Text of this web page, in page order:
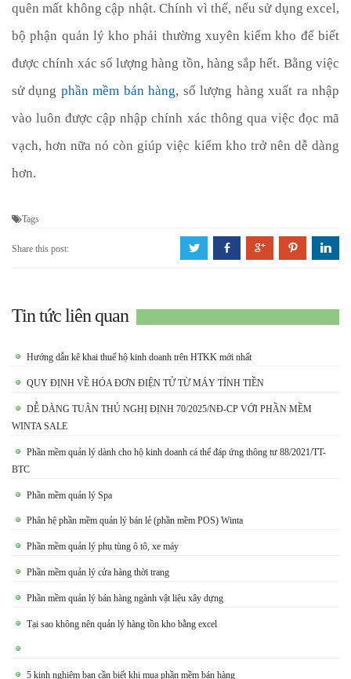
quên mất không cập nhật. Chính vì thế, nếu sử dụng excel,
bộ phận quản lý kho phải thường xuyên kiểm kho để biết
được chính xác số lượng hàng tồn, hàng sắp hết. Bằng việc
sử dụng phần mềm bán hàng, số lượng hàng xuất ra nhập
vào luôn được cập nhập chính xác thông qua việc đọc mã
vạch, hơn nữa nó còn giúp việc kiểm kho trở nên dễ dàng
hơn.
Tags
Share this post: a b c d j
Tin tức liên quan
Hướng dẫn kê khai thuế hộ kinh doanh trên HTKK mới nhất
QUY ĐỊNH VỀ HÓA ĐƠN ĐIỆN TỬ TỪ MÁY TÍNH TIỀN
DỄ DÀNG TUÂN THỦ NGHỊ ĐỊNH 70/2025/NĐ-CP VỚI PHẦN MỀM
WINTA SALE
Phần mềm quản lý dành cho hộ kinh doanh cá thể đáp ứng thông tư 88/2021/TT-
BTC
Phần mềm quản lý Spa
Phân hệ phần mềm quản lý bán lẻ (phần mềm POS) Winta
Phần mềm quản lý phụ tùng ô tô, xe máy
Phần mềm quản lý cửa hàng thời trang
Phần mềm quản lý bán hàng ngành vật liệu xây dựng
Tại sao không nên quản lý hàng tồn kho bằng excel
5 kinh nghiệm bạn cần biết khi mua phần mềm bán hàng